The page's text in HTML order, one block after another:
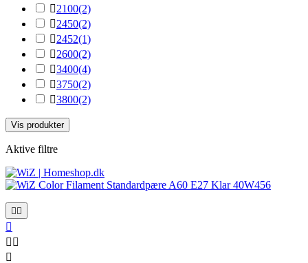
2100(2)
2450(2)
2452(1)
2600(2)
3400(4)
3750(2)
3800(2)
Vis produkter
Aktive filtre


 
